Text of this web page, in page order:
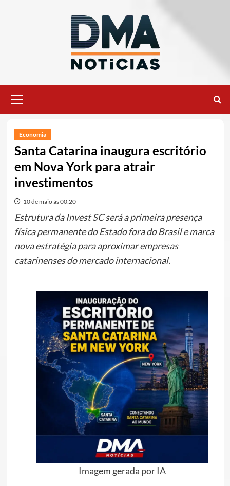
principal
Economia
Santa Catarina inaugura escritório
em Nova York para atrair
investimentos
10 de maio às 00:20
Estrutura da Invest SC será a primeira presença
física permanente do Estado fora do Brasil e marca
nova estratégia para aproximar empresas
catarinenses do mercado internacional.
Imagem gerada por IA